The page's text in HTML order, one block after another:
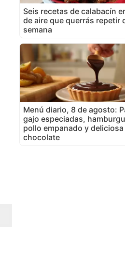
Seis recetas de calabacín
de aire que querrás repetir
semana
Menú diario, 8 de agosto:
gajo especiadas,
pollo empanado y
chocolate